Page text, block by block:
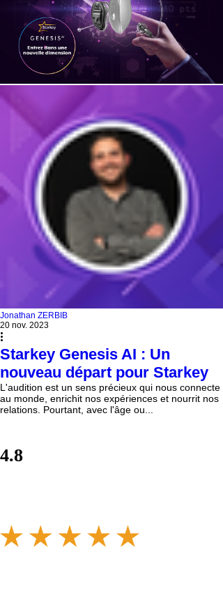
Jonathan ZERBIB
20 nov. 2023
Starkey Genesis AI : Un
nouveau départ pour Starkey
L'audition est un sens précieux qui nous connecte
au monde, enrichit nos expériences et nourrit nos
relations. Pourtant, avec l'âge ou...
4.8